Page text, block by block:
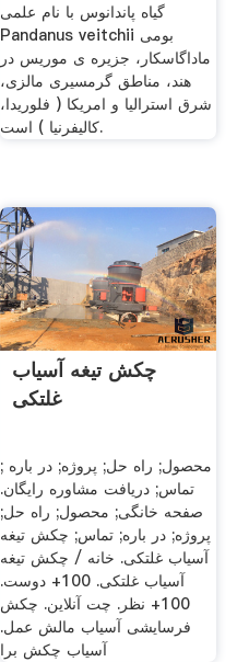
گیاه پاندانوس با نام علمی
Pandanus veitchii بومی
ماداگاسکار، جزیره ی موریس در
هند، مناطق گرمسیری مالزی،
شرق استرالیا و امریکا ( فلوریدا،
کالیفرنیا ) است.
چکش تیغه آسیاب
غلتکی
محصول; راه حل; پروژه; در باره ;
تماس; دریافت مشاوره رایگان.
صفحه خانگی; محصول; راه حل;
پروژه; در باره; تماس; چکش تیغه
آسیاب غلتکی. خانه / چکش تیغه
آسیاب غلتکی. 100+ دوست.
100+ نظر. چت آنلاین. چکش
فرسایشی آسیاب مالش عمل.
آسیاب چکش برا